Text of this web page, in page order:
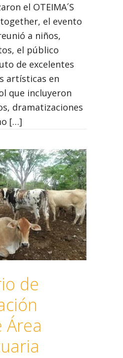
el OTEIMA´S
el evento
a niños,
el público
de excelentes
artísticas en
que incluyeron
dramatizaciones
[…]
de
Área